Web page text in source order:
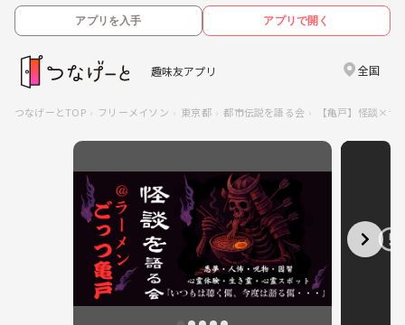
アプリを入手 アプリで開く
趣味友アプリ 全国
つなげーとTOP フリーメイソン 東京都 都市伝説を語る会 【亀戸】怪談×